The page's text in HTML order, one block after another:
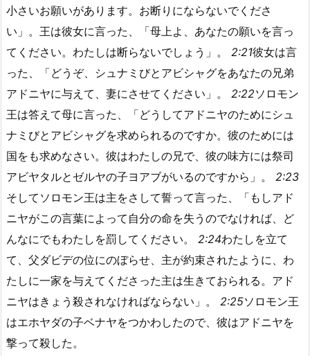
小さいお願いがあります。お断りにならないでくださ
い」。王は彼女に言った、「母上よ、あなたの願いを言っ
てください。わたしは断らないでしょう」。 2:21彼女は言
った、「どうぞ、シュナミびとアビシャグをあなたの兄弟
アドニヤに与えて、妻にさせてください」。 2:22ソロモン
王は答えて母に言った、「どうしてアドニヤのためにシュ
ナミびとアビシャグを求められるのですか。彼のためには
国をも求めなさい。彼はわたしの兄で、彼の味方には祭司
アビヤタルとゼルヤの子ヨアブがいるのですから」。 2:23
そしてソロモン王は主をさして誓って言った、「もしアド
ニヤがこの言葉によって自分の命を失うのでなければ、ど
んなにでもわたしを罰してください。 2:24わたしを立て
て、父ダビデの位にのぼらせ、主が約束されたように、わ
たしに一家を与えてくださった主は生きておられる。アド
ニヤはきょう殺されなければならない」。 2:25ソロモン王
はエホヤダの子ベナヤをつかわしたので、彼はアドニヤを
撃って殺した。